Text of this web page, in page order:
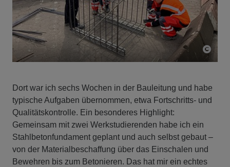
Dort war ich sechs Wochen in der Bauleitung und habe
typische Aufgaben übernommen, etwa Fortschritts- und
Qualitätskontrolle. Ein besonderes Highlight:
Gemeinsam mit zwei Werkstudierenden habe ich ein
Stahlbetonfundament geplant und auch selbst gebaut –
von der Materialbeschaffung über das Einschalen und
Bewehren bis zum Betonieren. Das hat mir ein echtes